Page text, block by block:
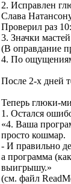
2. Исправлен
Слава
Проверил раз
3. Значки
(В оправдание
4. По
После 2-х дней
Теперь глюки-
1. Остался
«4. Ваша
просто кошмар.
- И правильно
а программа
выигрышу.»
(см. файл